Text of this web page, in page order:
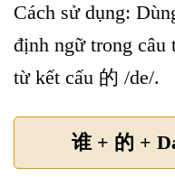
Cách sử dụng:
định ngữ trong câu
từ kết cấu 的 /de/.
谁 + 的 +